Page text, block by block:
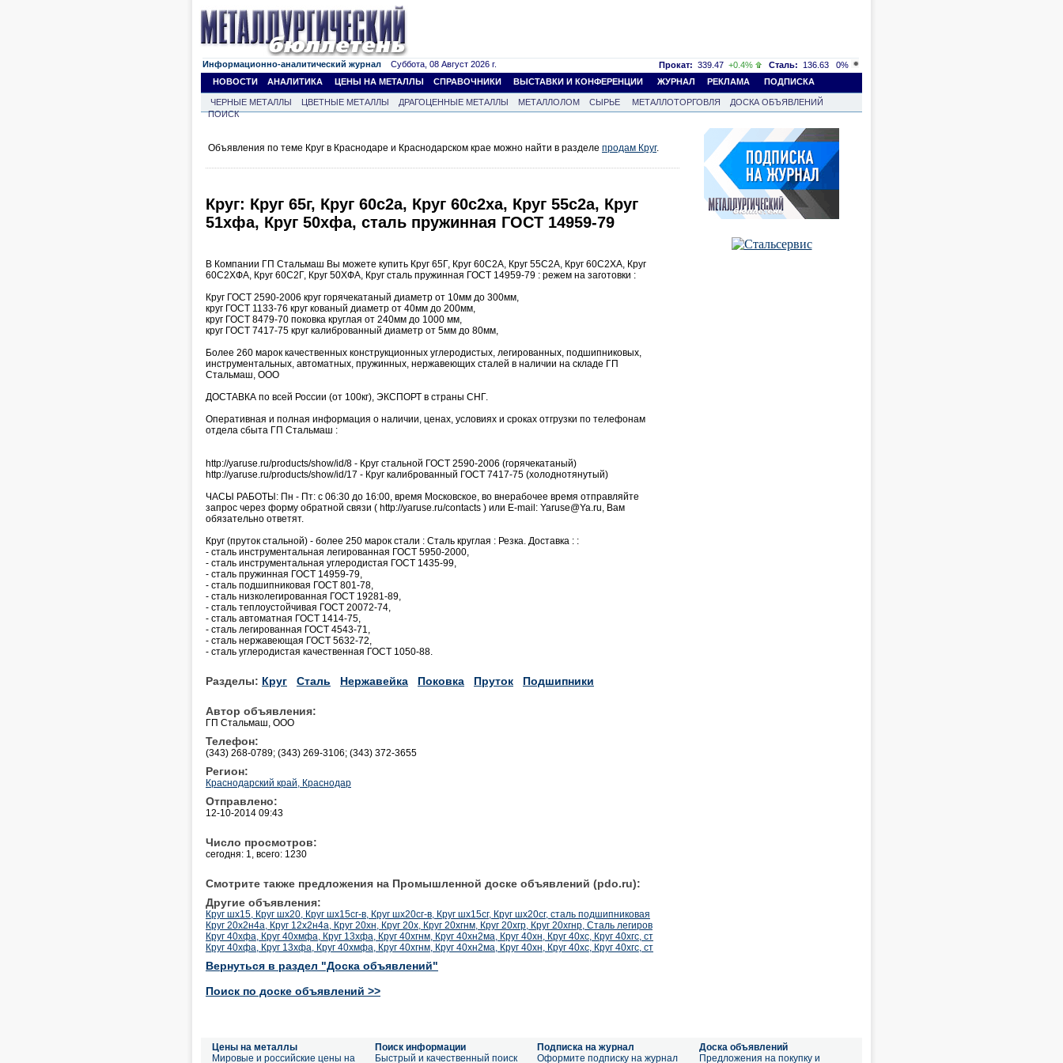
Информационно-аналитический журнал Суббота, 08 Август 2026 г. Прокат: 339.47 +0.4% Сталь: 136.63
0%
НОВОСТИ
АНАЛИТИКА ЦЕНЫ НА МЕТАЛЛЫ СПРАВОЧНИКИ ВЫСТАВКИ И КОНФЕРЕНЦИИ ЖУРНАЛ РЕКЛАМА ПОДПИСКА
ЧЕРНЫЕ МЕТАЛЛЫ ЦВЕТНЫЕ МЕТАЛЛЫ ДРАГОЦЕННЫЕ МЕТАЛЛЫ МЕТАЛЛОЛОМ СЫРЬЕ МЕТАЛЛОТОРГОВЛЯ
ДОСКА ОБЪЯВЛЕНИЙ
ПОИСК
Объявления по теме Круг в Краснодаре и Краснодарском крае можно найти в разделе продам Круг.
Круг: Круг 65г, Круг 60с2а, Круг 60с2ха, Круг 55с2а, Круг
51хфа, Круг 50хфа, сталь пружинная ГОСТ 14959-79
В Компании ГП Стальмаш Вы можете купить Круг 65Г, Круг 60С2А, Круг 55С2А, Круг 60С2ХА, Круг
60С2ХФА, Круг 60С2Г, Круг 50ХФА, Круг сталь пружинная ГОСТ 14959-79 : режем на заготовки :
Круг ГОСТ 2590-2006 круг горячекатаный диаметр от 10мм до 300мм,
круг ГОСТ 1133-76 круг кованый диаметр от 40мм до 200мм,
круг ГОСТ 8479-70 поковка круглая от 240мм до 1000 мм,
круг ГОСТ 7417-75 круг калиброванный диаметр от 5мм до 80мм,
Более 260 марок качественных конструкционных углеродистых, легированных, подшипниковых,
инструментальных, автоматных, пружинных, нержавеющих сталей в наличии на складе ГП
Стальмаш, ООО
ДОСТАВКА по всей России (от 100кг), ЭКСПОРТ в страны СНГ.
Оперативная и полная информация о наличии, ценах, условиях и сроках отгрузки по телефонам
отдела сбыта ГП Стальмаш :
http://yaruse.ru/products/show/id/8 - Круг стальной ГОСТ 2590-2006 (горячекатаный)
http://yaruse.ru/products/show/id/17 - Круг калиброванный ГОСТ 7417-75 (холоднотянутый)
ЧАСЫ РАБОТЫ: Пн - Пт: с 06:30 до 16:00, время Московское, во внерабочее время отправляйте
запрос через форму обратной связи ( http://yaruse.ru/contacts ) или E-mail: Yaruse@Ya.ru, Вам
обязательно ответят.
Круг (пруток стальной) - более 250 марок стали : Сталь круглая : Резка. Доставка : :
- сталь инструментальная легированная ГОСТ 5950-2000,
- сталь инструментальная углеродистая ГОСТ 1435-99,
- сталь пружинная ГОСТ 14959-79,
- сталь подшипниковая ГОСТ 801-78,
- сталь низколегированная ГОСТ 19281-89,
- сталь теплоустойчивая ГОСТ 20072-74,
- сталь автоматная ГОСТ 1414-75,
- сталь легированная ГОСТ 4543-71,
- сталь нержавеющая ГОСТ 5632-72,
- сталь углеродистая качественная ГОСТ 1050-88.
Разделы: Круг Сталь Нержавейка Поковка Пруток Подшипники
Автор объявления:
ГП Стальмаш, ООО
Телефон:
(343) 268-0789; (343) 269-3106; (343) 372-3655
Регион:
Краснодарский край, Краснодар
Отправлено:
12-10-2014 09:43
Число просмотров:
сегодня: 1, всего: 1230
Смотрите также предложения на Промышленной доске объявлений (pdo.ru):
Другие объявления:
Круг шх15, Круг шх20, Круг шх15сг-в, Круг шх20сг-в, Круг шх15сг, Круг шх20сг, сталь подшипниковая
Круг 20х2н4а, Круг 12х2н4а, Круг 20хн, Круг 20х, Круг 20хгнм, Круг 20хгр, Круг 20хгнр, Сталь легиров
Круг 40хфа, Круг 40хмфа, Круг 13хфа, Круг 40хгнм, Круг 40хн2ма, Круг 40хн, Круг 40хс, Круг 40хгс, ст
Круг 40хфа, Круг 13хфа, Круг 40хмфа, Круг 40хгнм, Круг 40хн2ма, Круг 40хн, Круг 40хс, Круг 40хгс, ст
Вернуться в раздел "Доска объявлений"
Поиск по доске объявлений >>
Цены на металлы
Мировые и российские цены на
Поиск информации
Быстрый и качественный поиск
Подписка на журнал
Оформите подписку на журнал
Доска объявлений
Предложения на покупку и